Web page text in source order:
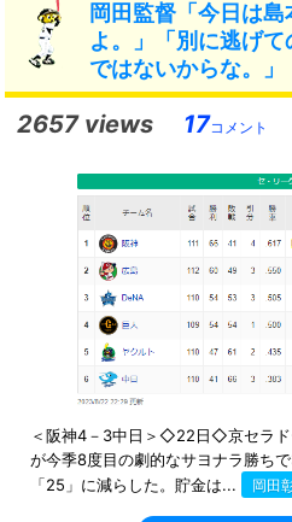
岡田監督「今日は
よ。」「別に逃げ
ではないからな。」
2657 views 17コメント
＜阪神4－3中日＞◇22日◇京セラ
が今季8度目の劇的なサヨナラ勝ち
「25」に減らした。貯金は...
岡田